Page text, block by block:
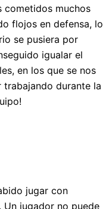
cometidos muchos
flojos en defensa, lo
se pusiera por
igualar el
en los que se nos
durante la
jugar con
Un jugador no puede